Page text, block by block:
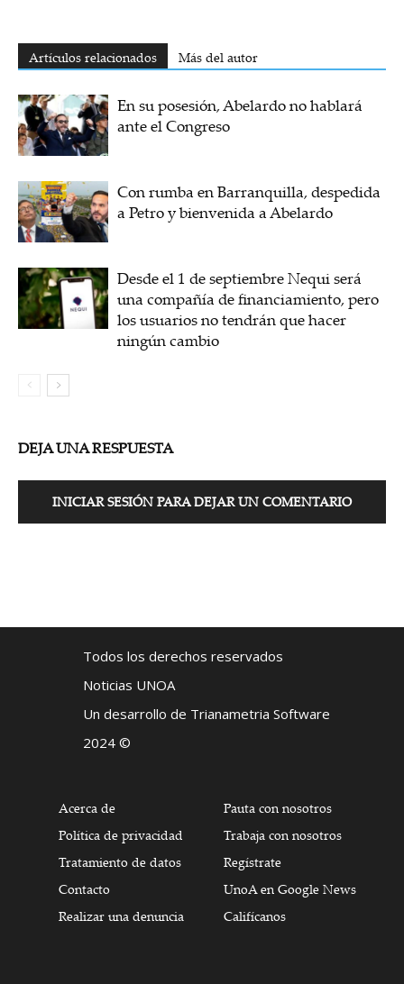
Artículos relacionados Más del autor
En su posesión, Abelardo no hablará
ante el Congreso
Con rumba en Barranquilla, despedida
a Petro y bienvenida a Abelardo
Desde el 1 de septiembre Nequi será
una compañía de financiamiento, pero
los usuarios no tendrán que hacer
ningún cambio
DEJA UNA RESPUESTA
INICIAR SESIÓN PARA DEJAR UN COMENTARIO
Todos los derechos reservados
Noticias UNOA
Un desarrollo de Trianametria Software
2024 ©
Acerca de
Política de privacidad
Tratamiento de datos
Contacto
Realizar una denuncia
Pauta con nosotros
Trabaja con nosotros
Regístrate
UnoA en Google News
Califícanos